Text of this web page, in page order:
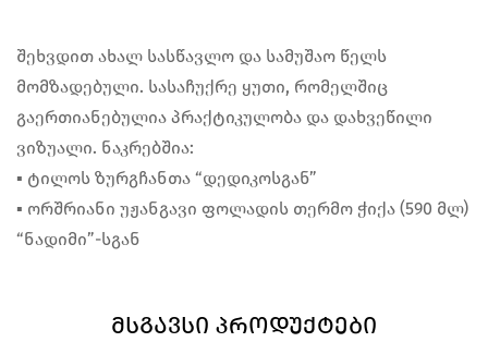
შეხვდით ახალ სასწავლო და სამუშაო წელს
მომზადებული. სასაჩუქრე ყუთი, რომელშიც
გაერთიანებულია პრაქტიკულობა და დახვეწილი
ვიზუალი. ნაკრებშია:
▪︎ ტილოს ზურგჩანთა “დედიკოსგან”
▪︎ ორშრიანი უჟანგავი ფოლადის თერმო ჭიქა (590 მლ)
“ნადიმი”-სგან
ᲛᲡᲒᲐᲕᲡᲘ ᲞᲠᲝᲓᲣᲥᲢᲔᲑᲘ